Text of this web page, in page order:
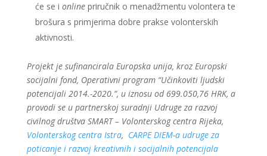
će se i onlinepriručnik o menadžmentu volontera te
brošura s primjerima dobre prakse volonterskih
aktivnosti.
Projekt je sufinancirala Europska unija, kroz Europski
socijalni fond, Operativni program “Učinkoviti ljudski
potencijali 2014.-2020.”, u iznosu od 699.050,76 HRK, a
provodi se u partnerskoj suradnji Udruge za razvoj
civilnog društva SMART – Volonterskog centra Rijeka,
Volonterskog centra Istra, CARPE DIEM-a udruge za
poticanje i razvoj kreativnih i socijalnih potencijala